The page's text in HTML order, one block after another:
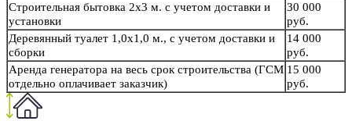
Строительная бытовка 2х3 м. с учетом доставки и
установки
30 000
руб.
Деревянный туалет 1,0х1,0 м., с учетом доставки и
сборки
14 000
руб.
Аренда генератора на весь срок строительства (ГСМ
отдельно оплачивает заказчик)
15 000
руб.